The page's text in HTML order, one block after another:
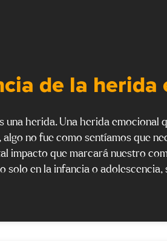
de la
una herida. Una herida emocional
algo no fue como sentíamos que
impacto que marcará nuestro
solo en la infancia o